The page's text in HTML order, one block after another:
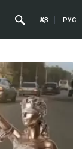
ҚАЗ РУС